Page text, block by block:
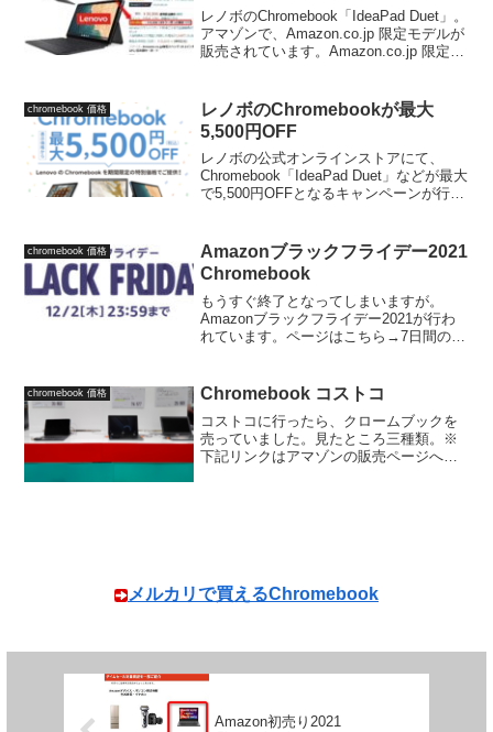
レノボのChromebook「IdeaPad Duet」。
アマゾンで、Amazon.co.jp 限定モデルが
販売されています。Amazon.co.jp 限定モ
chromebook 価格
レノボのChromebookが最大
5,500円OFF
レノボの公式オンラインストアにて、
Chromebook「IdeaPad Duet」などが最大
で5,500円OFFとなるキャンペーンが行わ
ページキャン...
chromebook 価格
Amazonブラックフライデー2021
Chromebook
もうすぐ終了となってしまいますが。
Amazonブラックフライデー2021が行わ
れています。ページはこちら→7日間のビ
～12月2日（木）23:...
chromebook 価格 Chromebook コストコ
コストコに行ったら、クロームブックを
売っていました。見たところ三種類。※
下記リンクはアマゾンの販売ページへと
メルカリで買えるChromebook
Amazon初売り2021